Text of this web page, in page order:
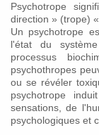
Psychotrope
direction » (trope)
Un psychotrope
l'état du
processus
psychothropes
ou se révéler
psychotrope
sensations, de
psychologiques et